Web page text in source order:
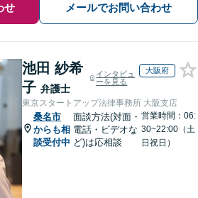
せ メールでお問い合わせ
池田 紗希
子 弁護士
インタビュ
ーを見る
大阪府
東京スタートアップ法律事務所 大阪支店
桑名市
からも相
談受付中
面談方法(対面・
電話・ビデオな
ど)は応相談
営業時間：06:
30~22:00（土
日祝日）